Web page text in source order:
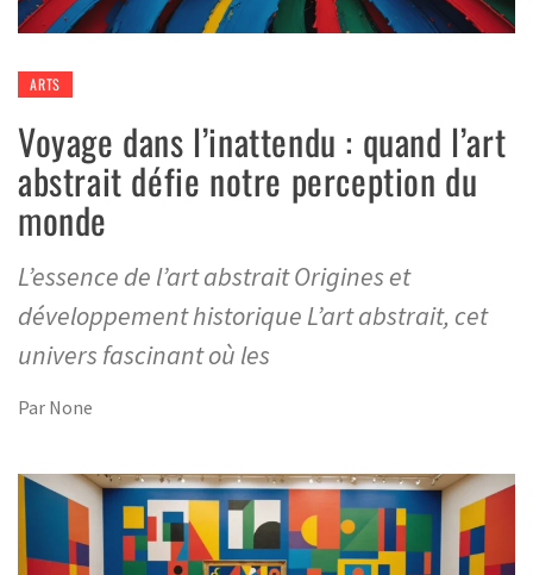
ARTS
Voyage dans l’inattendu : quand l’art
abstrait défie notre perception du
monde
L’essence de l’art abstrait Origines et
développement historique L’art abstrait, cet
univers fascinant où les
Par None